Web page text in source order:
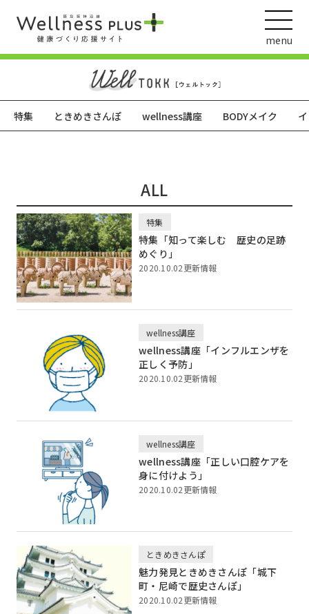
menu
特集 ときめきさんぽ wellness講座 BODYメイク
ALL
特集
特集「知って楽しむ 歴史の足跡
めぐり」
2020.10.02更新情報
wellness講座
wellness講座「インフルエンザを
正しく予防」
2020.10.02更新情報
wellness講座
wellness講座「正しい口腔ケアを
身に付けよう」
2020.10.02更新情報
ときめきさんぽ
魅力発見ときめきさんぽ「城下
町・尼崎で歴史さんぽ」
2020.10.02更新情報
ウェルネス動画
阪急阪神ホールディングス
ヘルスケアの取組